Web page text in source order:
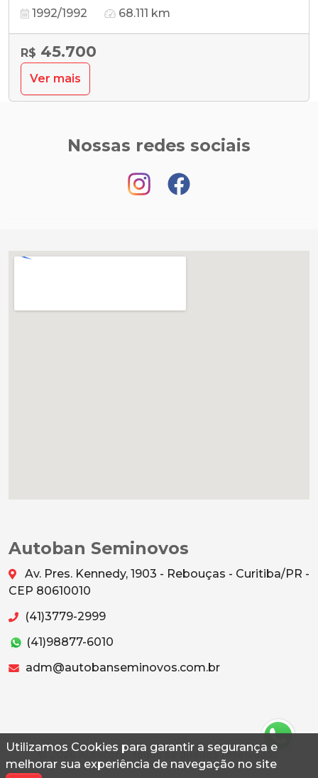
Utilizamos Cookies para garantir a segurança e
melhorar sua experiência de navegação no site
1992/1992 68.111 km
R$ 45.700
Ver mais
Nossas redes sociais
Autoban Seminovos
Av. Pres. Kennedy, 1903 - Rebouças - Curitiba/PR -
CEP 80610010
(41)3779-2999
(41)98877-6010
adm@autobanseminovos.com.br
© 2026 Autoconf. Todos os direitos reservados.